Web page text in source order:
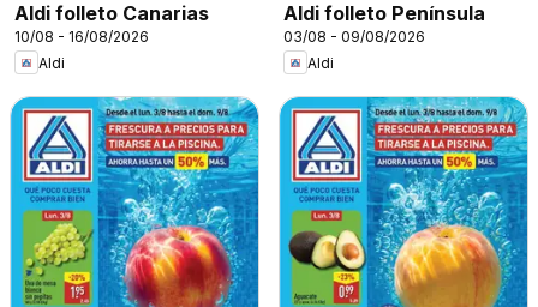
Aldi folleto Canarias
10/08 - 16/08/2026
Aldi
Aldi folleto Península
03/08 - 09/08/2026
Aldi